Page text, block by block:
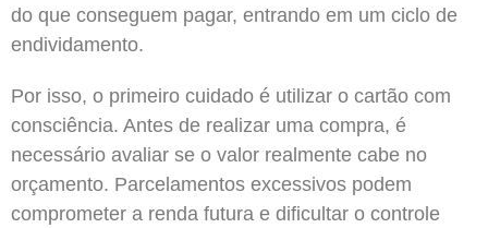
do que conseguem pagar, entrando em um ciclo de
endividamento.
Por isso, o primeiro cuidado é utilizar o cartão com
consciência. Antes de realizar uma compra, é
necessário avaliar se o valor realmente cabe no
orçamento. Parcelamentos excessivos podem
comprometer a renda futura e dificultar o controle